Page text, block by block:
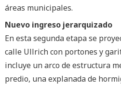
áreas municipales.
Nuevo ingreso jerarquizado
En esta segunda etapa se
calle Ullrich con portones y
incluye un arco de estructura
predio, una explanada de